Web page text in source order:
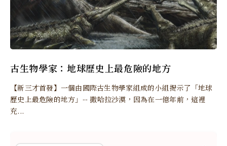
古生物學家：地球歷史上最危險的地方
【新三才首發】一個由國際古生物學家組成的小組揭示了「地球
歷史上最危險的地方」-- 撒哈拉沙漠，因為在一億年前，這裡
充...